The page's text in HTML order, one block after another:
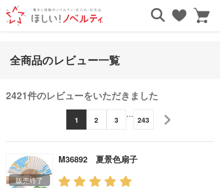
全商品のレビュー一覧
2421件のレビューをいただきました
1 2 3
...
243
M36892 夏景色扇子